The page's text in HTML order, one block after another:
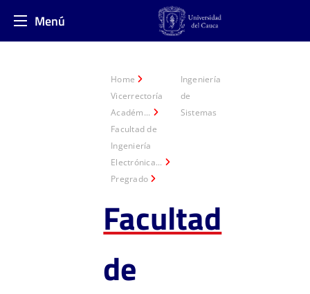
Menú
Home
Vicerrectoría
Académ...
Facultad de
Ingeniería
Electrónica...
Pregrado
Ingeniería
de
Sistemas
Facultad
de